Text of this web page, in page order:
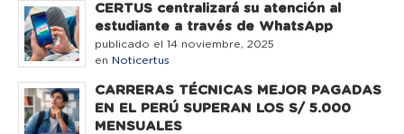
CERTUS centralizará su atención al
estudiante a través de WhatsApp
publicado el 14 noviembre, 2025
en Noticertus
CARRERAS TÉCNICAS MEJOR PAGADAS
EN EL PERÚ SUPERAN LOS S/ 5.000
MENSUALES